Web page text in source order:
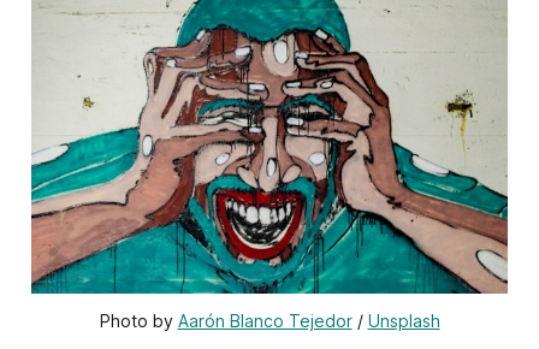
Photo by Aarón Blanco Tejedor / Unsplash